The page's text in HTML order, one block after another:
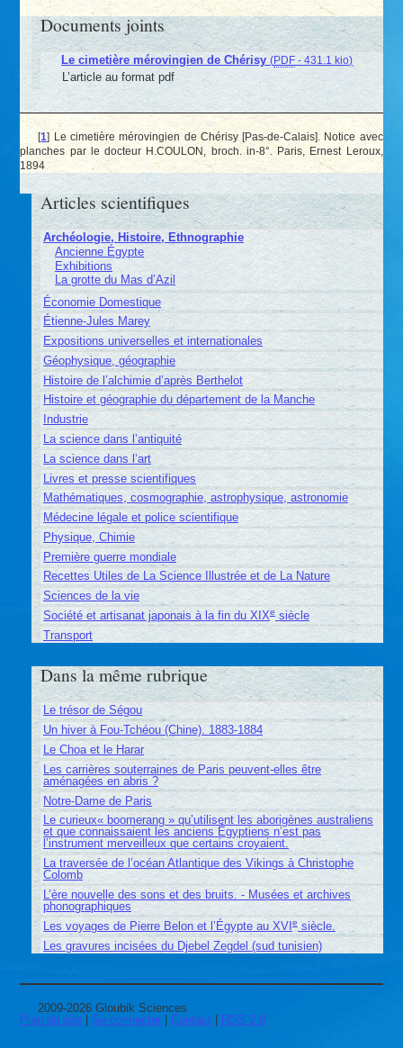
Documents joints
Le cimetière mérovingien de Chérisy (PDF- 431.1 kio)
L’article au format pdf
[1] Le cimetière mérovingien de Chérisy [Pas-de-Calais]. Notice avec
planches par le docteur H.COULON, broch. in-8°. Paris, Ernest Leroux,
1894
Articles scientifiques
Archéologie, Histoire, Ethnographie
Ancienne Égypte
Exhibitions
La grotte du Mas d’Azil
Économie Domestique
Étienne-Jules Marey
Expositions universelles et internationales
Géophysique, géographie
Histoire de l’alchimie d’après Berthelot
Histoire et géographie du département de la Manche
Industrie
La science dans l’antiquité
La science dans l’art
Livres et presse scientifiques
Mathématiques, cosmographie, astrophysique, astronomie
Médecine légale et police scientifique
Physique, Chimie
Première guerre mondiale
Recettes Utiles de La Science Illustrée et de La Nature
Sciences de la vie
Société et artisanat japonais à la fin du XIXesiècle
Transport
Dans la même rubrique
Le trésor de Ségou
Un hiver à Fou-Tchéou (Chine). 1883-1884
Le Choa et le Harar
Les carrières souterraines de Paris peuvent-elles être
aménagées en abris ?
Notre-Dame de Paris
Le curieux« boomerang » qu’utilisent les aborigènes australiens
et que connaissaient les anciens Égyptiens n’est pas
l’instrument merveilleux que certains croyaient.
La traversée de l’océan Atlantique des Vikings à Christophe
Colomb
L’ère nouvelle des sons et des bruits. - Musées et archives
phonographiques
Les voyages de Pierre Belon et l’Égypte au XVIesiècle.
Les gravures incisées du Djebel Zegdel (sud tunisien)
2009-2026 Gloubik Sciences
Plan du site
Se connecter Contact RSS 2.0